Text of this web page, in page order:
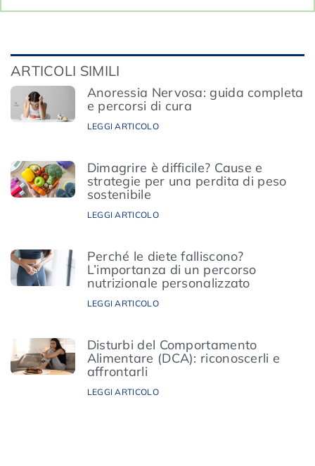
ARTICOLI SIMILI
Anoressia Nervosa: guida completa
e percorsi di cura
LEGGI ARTICOLO
Dimagrire è difficile? Cause e
strategie per una perdita di peso
sostenibile
LEGGI ARTICOLO
Perché le diete falliscono?
L’importanza di un percorso
nutrizionale personalizzato
LEGGI ARTICOLO
Disturbi del Comportamento
Alimentare (DCA): riconoscerli e
affrontarli
LEGGI ARTICOLO